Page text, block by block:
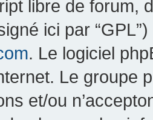
libre de forum,
ici par
. Le logiciel
Le groupe
et/ou